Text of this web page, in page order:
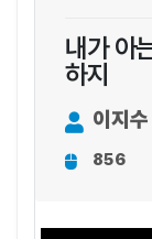
내가 아
하지
이지수
856